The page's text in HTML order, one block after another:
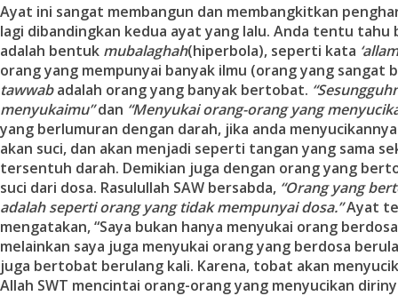
Ayat ini sangat membangun dan membangkitkan
lagi dibandingkan kedua ayat yang lalu. Anda tentu tahu
adalah bentuk mubalaghah(hiperbola), seperti kata ‘allam
orang yang mempunyai banyak ilmu (orang yang sangat
tawwabadalah orang yang banyak bertobat.
menyukaimu”dan “Menyukai orang-orang yang
yang berlumuran dengan darah, jika anda
akan suci, dan akan menjadi seperti tangan yang sama
tersentuh darah. Demikian juga dengan orang yang
suci dari dosa. Rasulullah SAW bersabda, “Orang yang
adalah seperti orang yang tidak mempunyai dosa.”Ayat
mengatakan, “Saya bukan hanya menyukai orang
melainkan saya juga menyukai orang yang berdosa
juga bertobat berulang kali. Karena, tobat akan
Allah SWT mencintai orang-orang yang menyucikan